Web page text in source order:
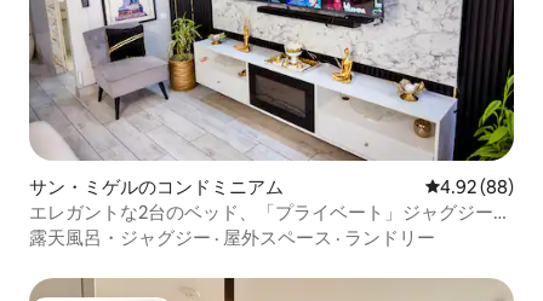
サン・ミゲルのコンドミニアム レビュー88
4.92 (88)
エレガントな2台のベッド、「プライベート」ジャグジー、
グリルテラス
露天風呂・ジャグジー · 屋外スペース · ランドリー